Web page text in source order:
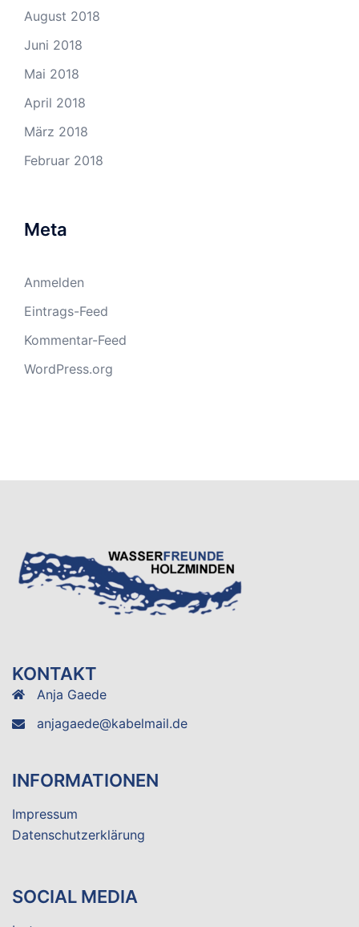
August 2018
Juni 2018
Mai 2018
April 2018
März 2018
Februar 2018
Meta
Anmelden
Eintrags-Feed
Kommentar-Feed
WordPress.org
KONTAKT
Anja Gaede
anjagaede@kabelmail.de
INFORMATIONEN
Impressum
Datenschutzerklärung
SOCIAL MEDIA